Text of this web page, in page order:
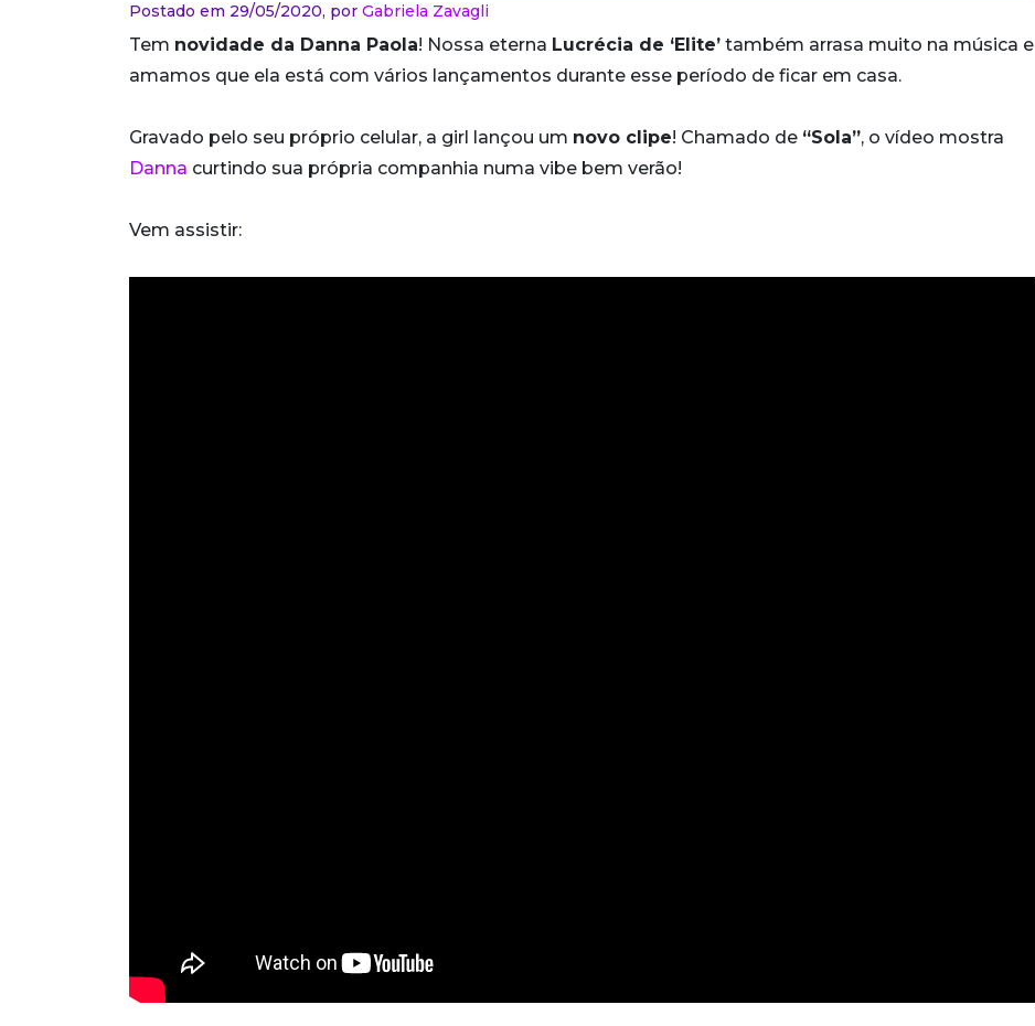
Postado em 29/05/2020, por Gabriela Zavagli
Tem novidade da Danna Paola! Nossa eterna Lucrécia de ‘Elite’ também arrasa muito na música e
amamos que ela está com vários lançamentos durante esse período de ficar em casa.
Gravado pelo seu próprio celular, a girl lançou um novo clipe! Chamado de “Sola”, o vídeo mostra
Danna curtindo sua própria companhia numa vibe bem verão!
Vem assistir: